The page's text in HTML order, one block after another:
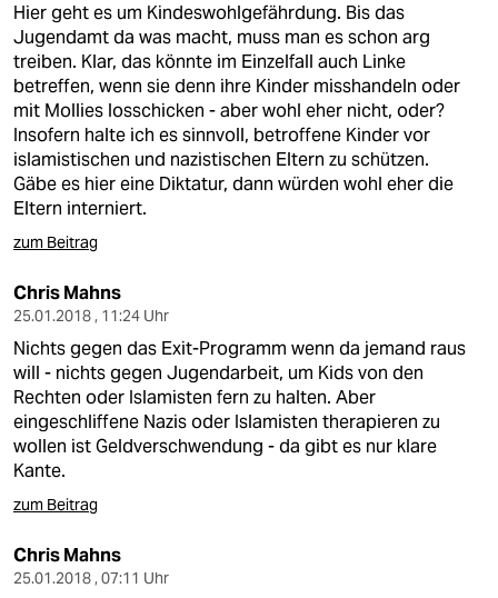
Hier geht es um Kindeswohlgefährdung. Bis das
Jugendamt da was macht, muss man es schon arg
treiben. Klar, das könnte im Einzelfall auch Linke
betreffen, wenn sie denn ihre Kinder misshandeln oder
mit Mollies losschicken - aber wohl eher nicht, oder?
Insofern halte ich es sinnvoll, betroffene Kinder vor
islamistischen und nazistischen Eltern zu schützen.
Gäbe es hier eine Diktatur, dann würden wohl eher die
Eltern interniert.
zum Beitrag
Chris Mahns
25.01.2018 , 11:24 Uhr
Nichts gegen das Exit-Programm wenn da jemand raus
will - nichts gegen Jugendarbeit, um Kids von den
Rechten oder Islamisten fern zu halten. Aber
eingeschliffene Nazis oder Islamisten therapieren zu
wollen ist Geldverschwendung - da gibt es nur klare
Kante.
zum Beitrag
Chris Mahns
25.01.2018 , 07:11 Uhr